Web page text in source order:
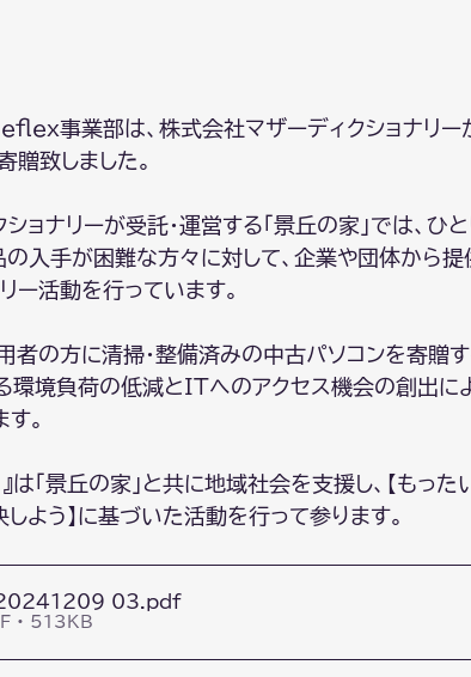
事業部は、株式会社マザーディクショナリー
贈致しました。
ョナリーが受託・運営する「景丘の家」では、ひ
の入手が困難な方々に対して、企業や団体から
ー活動を行っています。
者の方に清掃・整備済みの中古パソコンを寄贈
環境負荷の低減とITへのアクセス機会の創出に
。
「景丘の家」と共に地域社会を支援し、【もった
よう】に基づいた活動を行って参ります。
20241209_03.pdf
• 513KB